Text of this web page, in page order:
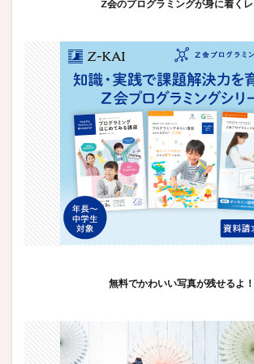
Z会のプログラミングが身に着く
無料でかわいい写真が残せるよ！